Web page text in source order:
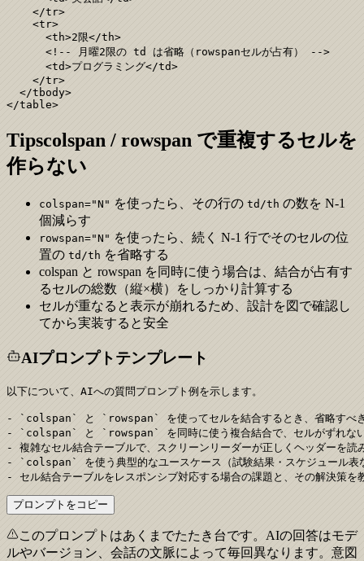
    </tr>
    <tr>
      <th>2限</th>
      <!-- 月曜2限の td は省略（rowspanセルが占有） -->
      <td>プログラミング</td>
    </tr>
  </tbody>
</table>
Tipscolspan / rowspan で重複するセルを
作らない
colspan="N" を使ったら、その行の td/th の数を N-1
個減らす
rowspan="N" を使ったら、続く N-1 行でそのセルの位
置の td/th を省略する
colspan と rowspan を同時に使う場合は、結合が占有す
るセルの総数（縦×横）をしっかり計算する
セルが重なると表示が崩れるため、設計を図で確認し
てから実装すると安全
AIプロンプトテンプレート
以下について、AIへの質問プロンプト例を示します。
- `colspan` と `rowspan` を使ってセルを結合するとき、省略す
- `colspan` と `rowspan` を同時に使う複合結合で、セルがずれない
- 複雑なセル結合テーブルで、スクリーンリーダーが正しくヘッダー
- `colspan` を使う典型的なユースケース（試験結果・スケジュール表
- セル結合テーブルをレスポンシブ対応する場合の課題と、その解決策を
プロンプトをコピー
このプロンプトはあくまでたたき台です。AIの回答はモデ
ルやバージョン、会話の文脈によって毎回異なります。意図